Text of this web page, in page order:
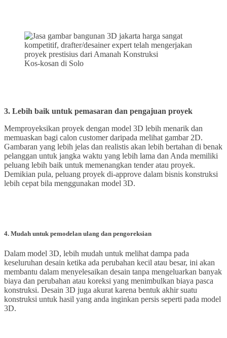
Kos-kosan di Solo
3. Lebih baik untuk pemasaran dan pengajuan proyek
Memproyeksikan proyek dengan model 3D lebih menarik dan
memuaskan bagi calon customer daripada melihat gambar 2D.
Gambaran yang lebih jelas dan realistis akan lebih bertahan di benak
pelanggan untuk jangka waktu yang lebih lama dan Anda memiliki
peluang lebih baik untuk memenangkan tender atau proyek.
Demikian pula, peluang proyek di-approve dalam bisnis konstruksi
lebih cepat bila menggunakan model 3D.
4. Mudah untuk pemodelan ulang dan pengoreksian
Dalam model 3D, lebih mudah untuk melihat dampa pada
keseluruhan desain ketika ada perubahan kecil atau besar, ini akan
membantu dalam menyelesaikan desain tanpa mengeluarkan banyak
biaya dan perubahan atau koreksi yang menimbulkan biaya pasca
konstruksi. Desain 3D juga akurat karena bentuk akhir suatu
konstruksi untuk hasil yang anda inginkan persis seperti pada model
3D.